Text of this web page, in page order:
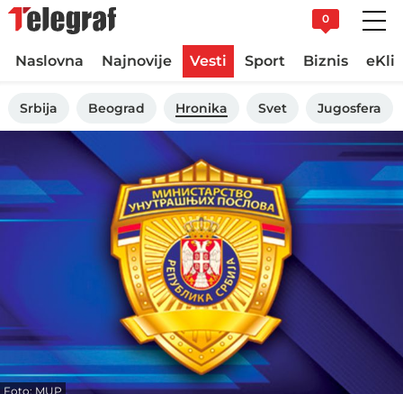
0
Naslovna Najnovije Vesti Sport Biznis
Srbija Beograd Hronika Svet Jugosfera
Foto: MUP